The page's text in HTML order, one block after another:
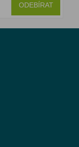
ODEBÍRAT